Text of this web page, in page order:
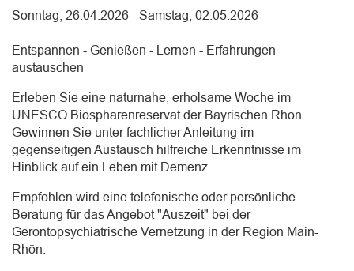
Sonntag, 26.04.2026 - Samstag, 02.05.2026
Entspannen - Genießen - Lernen - Erfahrungen
austauschen
Erleben Sie eine naturnahe, erholsame Woche im
UNESCO Biosphärenreservat der Bayrischen Rhön.
Gewinnen Sie unter fachlicher Anleitung im
gegenseitigen Austausch hilfreiche Erkenntnisse im
Hinblick auf ein Leben mit Demenz.
Empfohlen wird eine telefonische oder persönliche
Beratung für das Angebot "Auszeit" bei der
Gerontopsychiatrische Vernetzung in der Region Main-
Rhön.